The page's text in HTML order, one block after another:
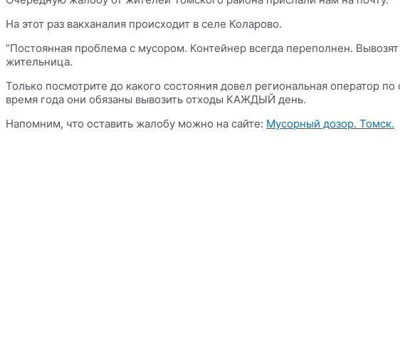
На этот раз вакханалия происходит в селе Коларово.
“Постоянная проблема с мусором. Контейнер всегда переполнен.
жительница.
Только посмотрите до какого состояния довел региональная
время года они обязаны вывозить отходы КАЖДЫЙ день.
Напомним, что оставить жалобу можно на сайте: Мусорный дозор. Томск.